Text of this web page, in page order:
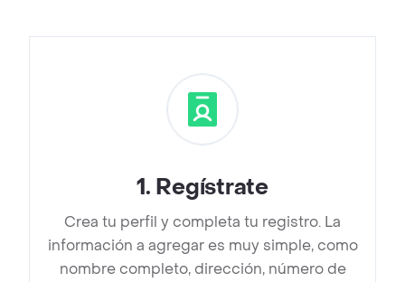
1. Regístrate
Crea tu perfil y completa tu registro. La
información a agregar es muy simple, como
nombre completo, dirección, número de